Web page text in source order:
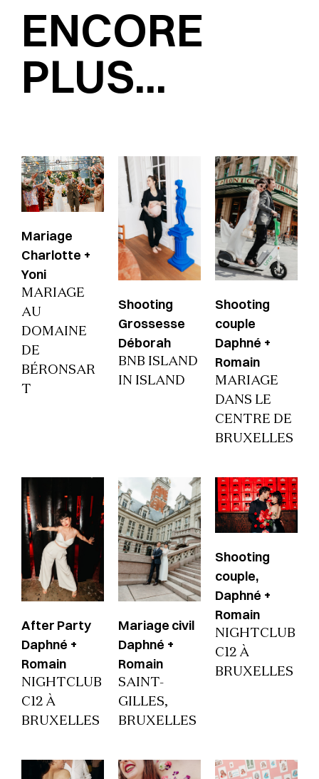
ENCORE
PLUS...
Mariage
Charlotte +
Yoni
MARIAGE
AU
DOMAINE
DE
BÉRONSAR
T
Shooting
Grossesse
Déborah
BNB ISLAND
IN ISLAND
Shooting
couple
Daphné +
Romain
MARIAGE
DANS LE
CENTRE DE
BRUXELLES
After Party
Daphné +
Romain
NIGHTCLUB
C12 À
BRUXELLES
Mariage civil
Daphné +
Romain
SAINT-
GILLES,
BRUXELLES
Shooting
couple,
Daphné +
Romain
NIGHTCLUB
C12 À
BRUXELLES